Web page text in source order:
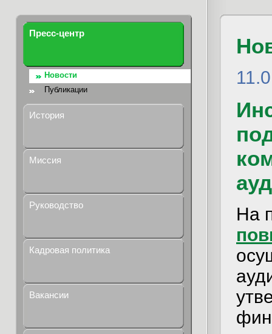
Пресс-центр
Новости
Публикации
История
Миссия
Руководство
Кадровая политика
Вакансии
На